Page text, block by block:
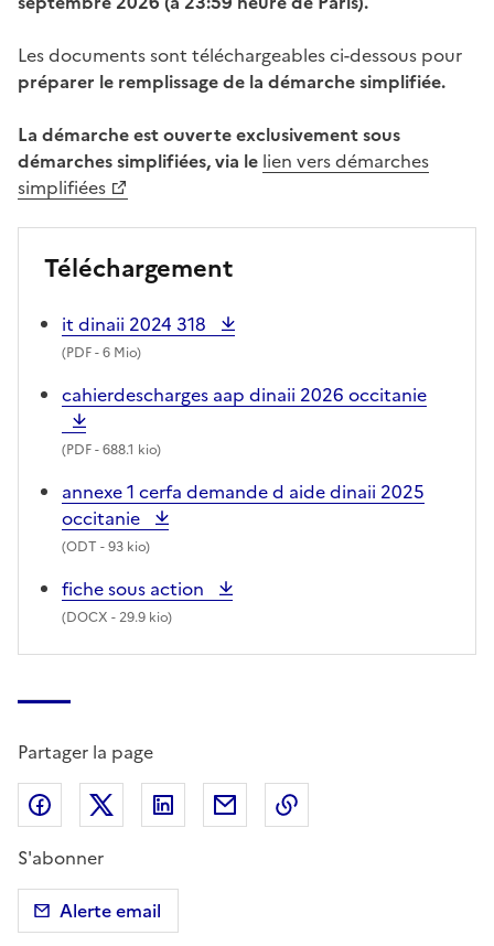
Les documents sont téléchargeables ci-dessous pour
préparer le remplissage de la démarche simplifiée.
La démarche est ouverte exclusivement sous
démarches simplifiées, via le lien vers démarches
simplifiées
Téléchargement
it dinaii 2024 318
(PDF- 6 Mio)
cahierdescharges aap dinaii 2026 occitanie
(PDF- 688.1 kio)
annexe 1 cerfa demande d aide dinaii 2025
occitanie
(ODT - 93 kio)
fiche sous action
(DOCX - 29.9 kio)
Partager la page
Partager sur Facebook
Partager sur X (anciennement Twitter)
Partager sur LinkedIn
Partager par email
S'abonner
Alerte email